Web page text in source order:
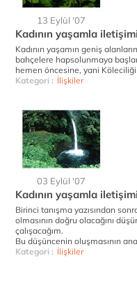
13 Eylül '07
Kadının yaşamla
Kadının yaşamın geniş
bahçelere hapsolunmaya
hemen öncesine, yani
Kategori : İlişkiler
03 Eylül '07
Kadının yaşamla
Birinci tanışma yazısından
olmasının doğru olacağını
çalışacağım.
Bu düşüncenin oluşmasının
Kategori : İlişkiler